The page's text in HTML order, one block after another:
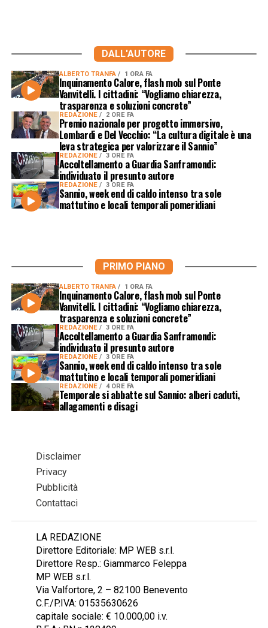
DALL'AUTORE
ALBERTO TRANFA 1 ORA FA
Inquinamento Calore, flash mob sul Ponte
Vanvitelli. I cittadini: “Vogliamo chiarezza,
trasparenza e soluzioni concrete”
REDAZIONE 2 ORE FA
Premio nazionale per progetto immersivo,
Lombardi e Del Vecchio: “La cultura digitale è una
leva strategica per valorizzare il Sannio”
REDAZIONE 3 ORE FA
Accoltellamento a Guardia Sanframondi:
individuato il presunto autore
REDAZIONE 3 ORE FA
Sannio, week end di caldo intenso tra sole
mattutino e locali temporali pomeridiani
PRIMO PIANO
ALBERTO TRANFA 1 ORA FA
Inquinamento Calore, flash mob sul Ponte
Vanvitelli. I cittadini: “Vogliamo chiarezza,
trasparenza e soluzioni concrete”
REDAZIONE 3 ORE FA
Accoltellamento a Guardia Sanframondi:
individuato il presunto autore
REDAZIONE 3 ORE FA
Sannio, week end di caldo intenso tra sole
mattutino e locali temporali pomeridiani
REDAZIONE 4 ORE FA
Temporale si abbatte sul Sannio: alberi caduti,
allagamenti e disagi
Disclaimer
Privacy
Pubblicità
Contattaci
LA REDAZIONE
Direttore Editoriale: MP WEB s.r.l.
Direttore Resp.: Giammarco Feleppa
MP WEB s.r.l.
Via Valfortore, 2 – 82100 Benevento
C.F./P.IVA: 01535630626
capitale sociale: € 10.000,00 i.v.